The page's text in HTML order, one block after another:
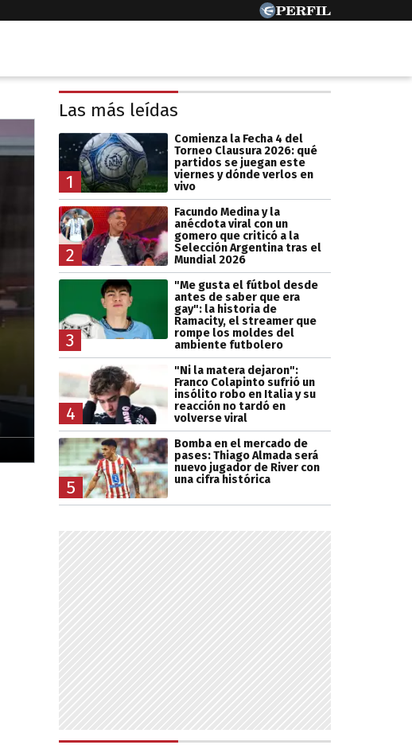
Las más leídas
1
Comienza la Fecha 4 del
Torneo Clausura 2026: qué
partidos se juegan este
viernes y dónde verlos en
vivo
2
Facundo Medina y la
anécdota viral con un
gomero que criticó a la
Selección Argentina tras el
Mundial 2026
3
"Me gusta el fútbol desde
antes de saber que era
gay": la historia de
Ramacity, el streamer que
rompe los moldes del
ambiente futbolero
4
"Ni la matera dejaron":
Franco Colapinto sufrió un
insólito robo en Italia y su
reacción no tardó en
volverse viral
5
Bomba en el mercado de
pases: Thiago Almada será
nuevo jugador de River con
una cifra histórica